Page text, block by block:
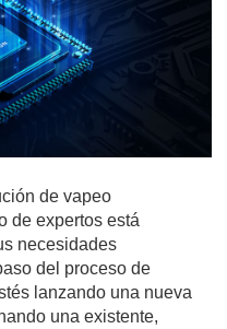
de vapeo
de expertos está
necesidades
del proceso de
lanzando una nueva
una existente,